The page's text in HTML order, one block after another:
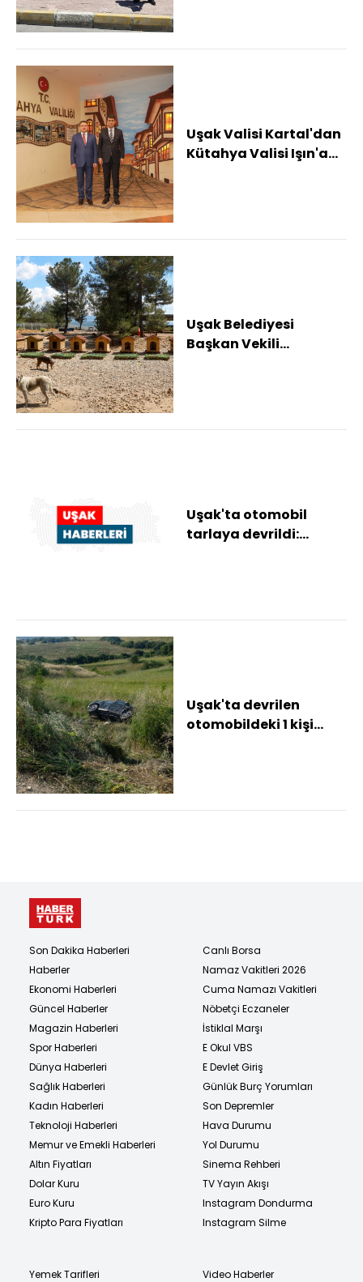
Uşak Valisi Kartal'dan
Kütahya Valisi Işın'a
Uşak Belediyesi
Başkan Vekili
Uşak'ta otomobil
tarlaya devrildi:
Uşak'ta devrilen
otomobildeki 1 kişi
Son Dakika Haberleri
Haberler
Ekonomi Haberleri
Güncel Haberler
Magazin Haberleri
Spor Haberleri
Dünya Haberleri
Sağlık Haberleri
Kadın Haberleri
Teknoloji Haberleri
Memur ve Emekli Haberleri
Altın Fiyatları
Dolar Kuru
Euro Kuru
Kripto Para Fiyatları
Canlı Borsa
Namaz Vakitleri 2026
Cuma Namazı Vakitleri
Nöbetçi Eczaneler
İstiklal Marşı
E Okul VBS
E Devlet Giriş
Günlük Burç Yorumları
Son Depremler
Hava Durumu
Yol Durumu
Sinema Rehberi
TV Yayın Akışı
Instagram Dondurma
Instagram Silme
Yemek Tarifleri
Video Haberler